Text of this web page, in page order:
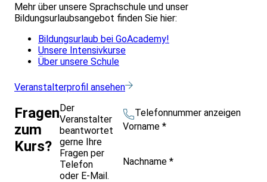
Mehr über unsere Sprachschule und unser
Bildungsurlaubsangebot finden Sie hier:
Bildungsurlaub bei GoAcademy!
Unsere Intensivkurse
Über unsere Schule
Veranstalterprofil ansehen
Fragen
zum
Kurs?
Der
Veranstalter
beantwortet
gerne Ihre
Fragen per
Telefon
oder E-Mail.
Telefonnummer anzeigen
Vorname *
Nachname *